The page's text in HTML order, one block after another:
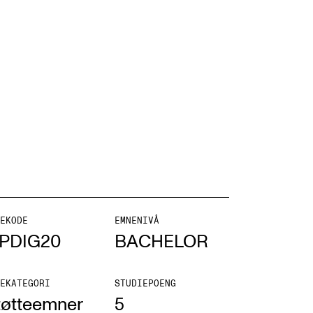
ansatte
ansatte og studenterEMNENIVÅ
BACHELOR
STUDIEPOENG
5